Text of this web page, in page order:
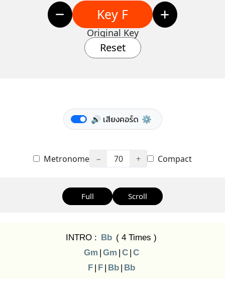
Key F
Original Key
Reset
🔊 เสียงคอร์ด ⚙️
Metronome − 70 + Compact
Full Scroll
INTRO : Bb ( 4 Times )
Gm | Gm | C | C
F | F | Bb | Bb